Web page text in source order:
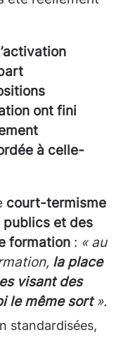
ont fini
à celle-
court-termisme
publics et des
formation : « au
la place
visant des
le même sort».
standardisées,